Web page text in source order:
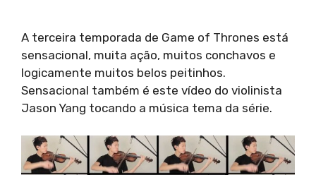
A terceira temporada de Game of Thrones está
sensacional, muita ação, muitos conchavos e
logicamente muitos belos peitinhos.
Sensacional também é este vídeo do violinista
Jason Yang tocando a música tema da série.